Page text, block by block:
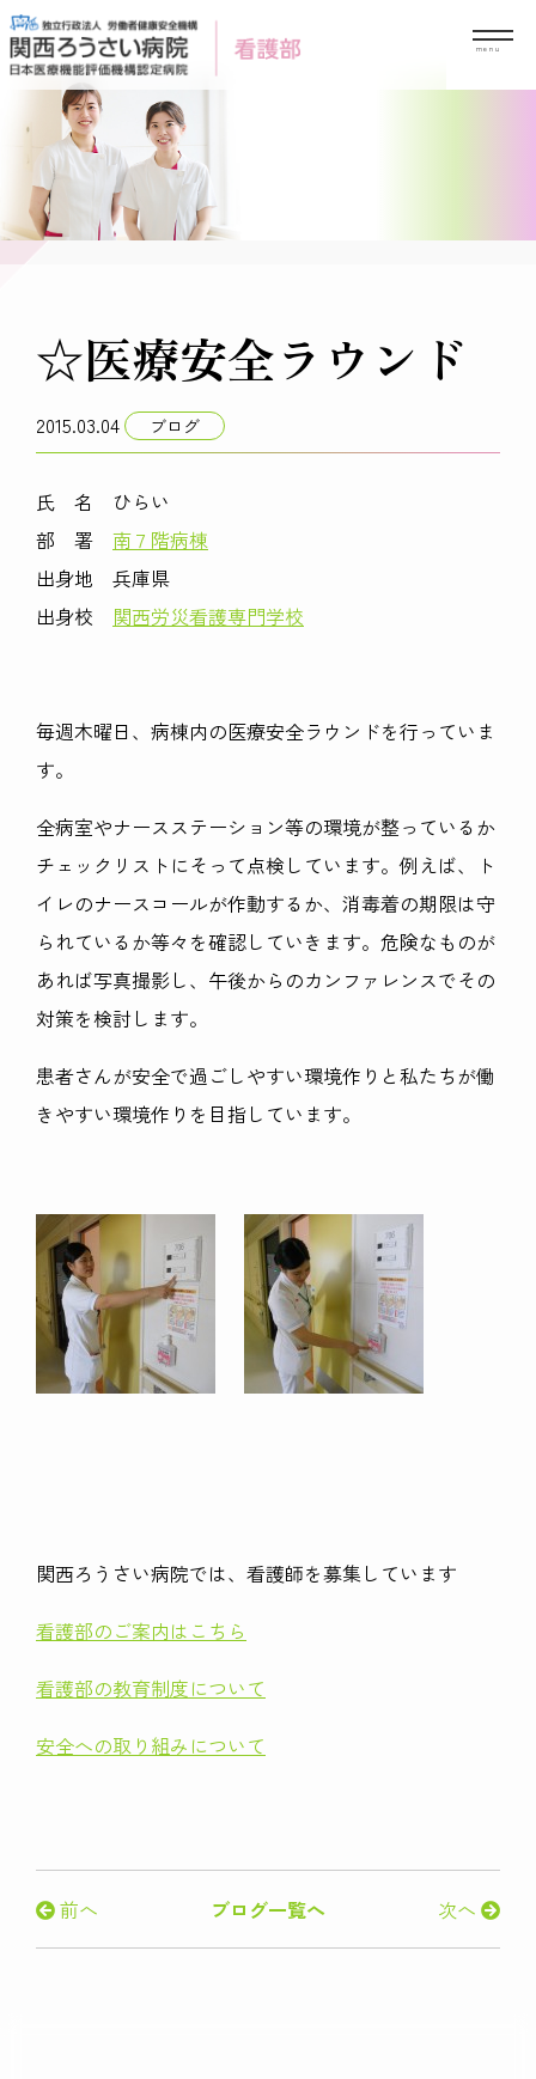
Skip
to
content
☆医療安全ラウンド
2015.03.04 ブログ
氏 名 ひらい
部 署 南７階病棟
出身地 兵庫県
出身校 関西労災看護専門学校
毎週木曜日、病棟内の医療安全ラウンドを行っていま
す。
全病室やナースステーション等の環境が整っているか
チェックリストにそって点検しています。例えば、ト
イレのナースコールが作動するか、消毒着の期限は守
られているか等々を確認していきます。危険なものが
あれば写真撮影し、午後からのカンファレンスでその
対策を検討します。
患者さんが安全で過ごしやすい環境作りと私たちが働
きやすい環境作りを目指しています。
関西ろうさい病院では、看護師を募集しています
看護部のご案内はこちら
看護部の教育制度について
安全への取り組みについて
前へ 次へ
ブログ一覧へ